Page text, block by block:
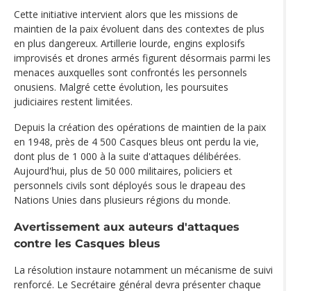
Cette initiative intervient alors que les missions de
maintien de la paix évoluent dans des contextes de plus
en plus dangereux. Artillerie lourde, engins explosifs
improvisés et drones armés figurent désormais parmi les
menaces auxquelles sont confrontés les personnels
onusiens. Malgré cette évolution, les poursuites
judiciaires restent limitées.
Depuis la création des opérations de maintien de la paix
en 1948, près de 4 500 Casques bleus ont perdu la vie,
dont plus de 1 000 à la suite d'attaques délibérées.
Aujourd'hui, plus de 50 000 militaires, policiers et
personnels civils sont déployés sous le drapeau des
Nations Unies dans plusieurs régions du monde.
Avertissement aux auteurs d'attaques
contre les Casques bleus
La résolution instaure notamment un mécanisme de suivi
renforcé. Le Secrétaire général devra présenter chaque